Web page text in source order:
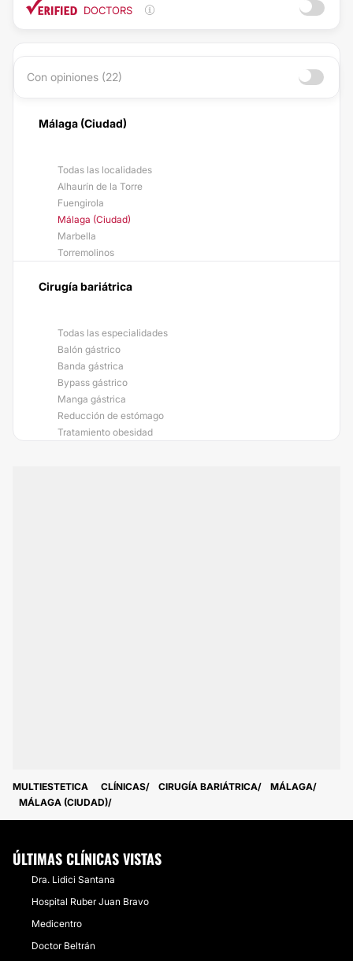
DOCTORS
Con opiniones (22)
Málaga (Ciudad)
Todas las localidades
Alhaurín de la Torre
Fuengirola
Málaga (Ciudad)
Marbella
Torremolinos
Cirugía bariátrica
Todas las especialidades
Balón gástrico
Banda gástrica
Bypass gástrico
Manga gástrica
Reducción de estómago
Tratamiento obesidad
MULTIESTETICA CLÍNICAS CIRUGÍA BARIÁTRICA
MÁLAGA
MÁLAGA (CIUDAD)
ÚLTIMAS CLÍNICAS VISTAS
Dra. Lidici Santana
Hospital Ruber Juan Bravo
Medicentro
Doctor Beltrán